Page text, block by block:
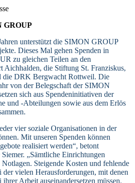
GROUP
unterstützt die SIMON GROUP
Dieses Mal gehen Spenden in
zu gleichen Teilen an den
Aichhalden, die Stiftung St. Franziskus,
die DRK Bergwacht Rottweil. Die
von der Belegschaft der SIMON
sich aus Spendeninitiativen der
und -Abteilungen sowie aus dem Erlös
vier soziale Organisationen in der
Mit unseren Spenden können
realisiert werden“, betont
„Sämtliche Einrichtungen
Steigende Kosten und fehlende
vielen Herausforderungen, mit denen
Arbeit auseinandersetzen müssen.